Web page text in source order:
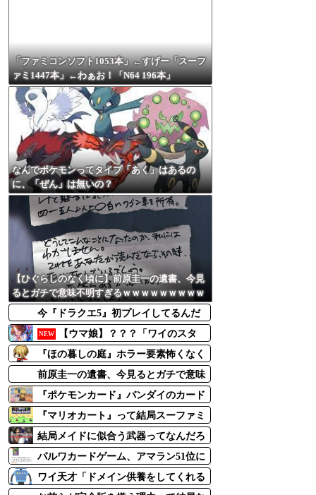
「ファミコンソフト1053本」←すげー「スーフ
ァミ1447本」←わぁお！「N64 196本」
←！？！？
なんでポケモンってタイプ「あく」はあるの
に、「ぜん」は無いの？
【ひぐらしのなく頃に】前原圭一の遺書、今見
るとガチで意味不明すぎるｗｗｗｗｗｗｗｗｗ
ｗｗ
今『ドラクエ5』初プレイしてるんだ
けど、心情的にビアンカ以外選べない
んだけど
NEW
【ウマ娘】？？？「ワイのスタ
ドトウは高級品です。」←元気出せよ
『ほの暮しの庭』ホラー要素怖くなく
て助かる
前原圭一の遺書、今見るとガチで意味
不明すぎるｗｗ
『ポケモンカード』バンダイのカード
ゲームも転売対策に“マイナンバー”導
入開始「効果テキメン」
『マリオカート』って結局スーファミ
の初代のやつが一番面白いんだろ？
結局メイドに似合う武器ってなんだろ
な？
パルワカードゲーム、アマラン51位に
下落
ワイ天才「ドメイン供養をしてくれる
サービスって需要あるよな？」→